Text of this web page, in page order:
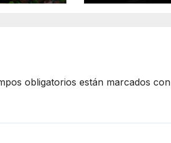
la
obligatorios están marcados con